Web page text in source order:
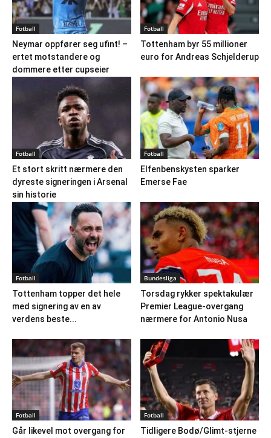
Fotball
Neymar oppfører seg ufint! –
ertet motstandere og
dommere etter cupseier
Fotball
Tottenham byr 55 millioner
euro for Andreas Schjelderup
Fotball
Et stort skritt nærmere den
dyreste signeringen i Arsenal
sin historie
Fotball
Elfenbenskysten sparker
Emerse Fae
Fotball
Tottenham topper det hele
med signering av en av
verdens beste...
Bundesliga
Torsdag rykker spektakulær
Premier League-overgang
nærmere for Antonio Nusa
Fotball
Går likevel mot overgang for
Fotball
Tidligere Bodø/Glimt-stjerne